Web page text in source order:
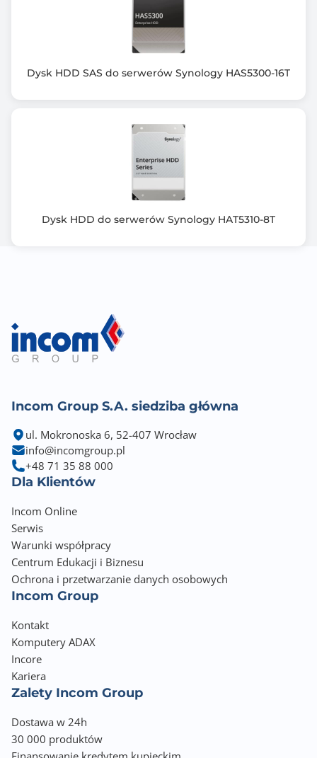
Dysk HDD SAS do serwerów Synology HAS5300-16T
Dysk HDD do serwerów Synology HAT5310-8T
Incom Group S.A. siedziba główna
ul. Mokronoska 6, 52-407 Wrocław
info@incomgroup.pl
+48 71 35 88 000
Dla Klientów
Incom Online
Serwis
Warunki współpracy
Centrum Edukacji i Biznesu
Ochrona i przetwarzanie danych osobowych
Incom Group
Kontakt
Komputery ADAX
Incore
Kariera
Zalety Incom Group
Dostawa w 24h
30 000 produktów